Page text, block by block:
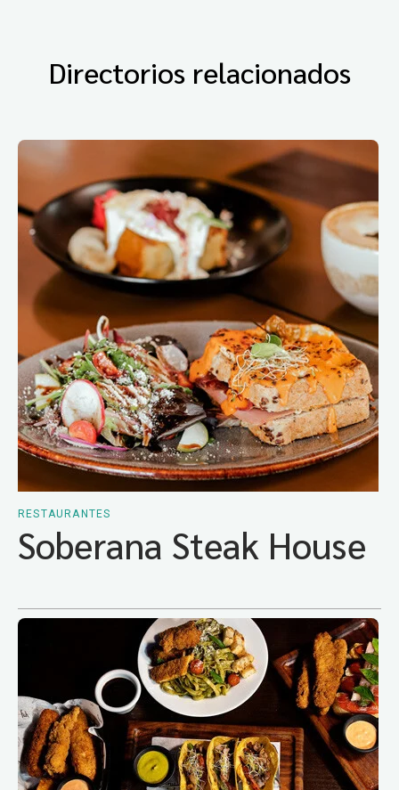
Directorios relacionados
RESTAURANTES
Soberana Steak House